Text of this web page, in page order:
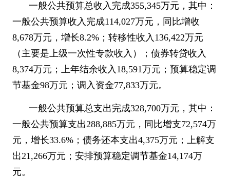
一般公共预算总收入完成355,345万元，其中：
一般公共预算收入完成114,027万元，同比增收
8,678万元，增长8.2%；转移性收入 136,422万元
（主要是上级一次性专款收入）；债券转贷收入
8,374万元；上年结余收入 18,591万元；预算稳定调
节基金98万元；调入资金77,833万元。
一般公共预算总支出完成328,700万元，其中：
一般公共预算支出288,885万元，同比增支72,574万
元，增长33.6%；债务还本支出4,375万元；上解支
出21,266万元；安排预算稳定调节基金14,174万
元。